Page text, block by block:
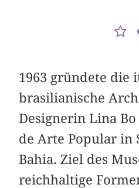
1963 gründete die
brasilianische
Designerin Lina
de Arte Popular in
Bahia. Ziel des
reichhaltige